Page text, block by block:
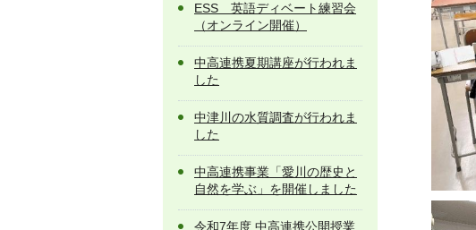
ESS 英語ディベート練習会
（オンライン開催）
中高連携夏期講座が行われま
した
中津川の水質調査が行われま
した
中高連携事業「愛川の歴史と
自然を学ぶ」を開催しました
令和7年度 中高連携公開授業